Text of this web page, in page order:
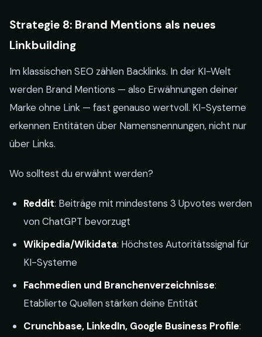
Strategie 8: Brand Mentions als neues
Linkbuilding
Im klassischen SEO zählen Backlinks. In der KI-Welt
werden Brand Mentions — also Erwähnungen deiner
Marke ohne Link — fast genauso wertvoll. KI-Systeme
erkennen Entitäten über Namensnennungen, nicht nur
über Links.
Wo solltest du erwähnt werden?
Reddit: Beiträge mit mindestens 3 Upvotes werden
von ChatGPT bevorzugt
Wikipedia/Wikidata: Höchstes Autoritätssignal für
KI-Systeme
Fachmedien und Branchenverzeichnisse:
Etablierte Quellen stärken deine Entität
Crunchbase, LinkedIn, Google Business Profile: